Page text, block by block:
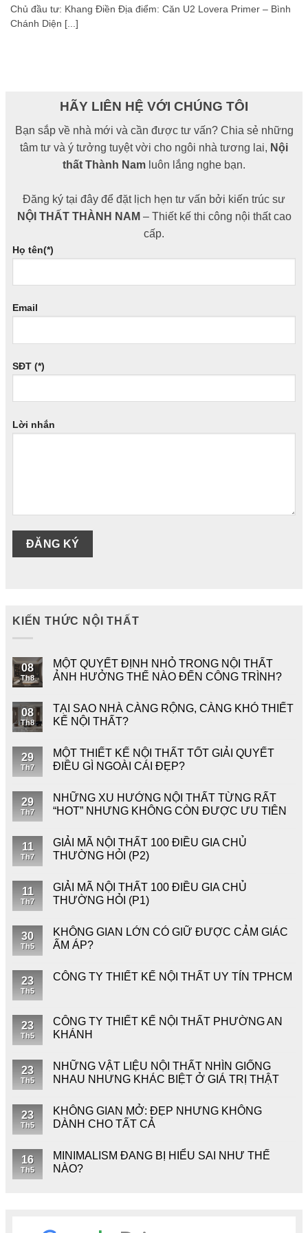
Chủ đầu tư: Khang Điền Địa điểm: Căn U2 Lovera Primer – Bình
Chánh Diện [...]
HÃY LIÊN HỆ VỚI CHÚNG TÔI
Bạn sắp về nhà mới và cần được tư vấn? Chia sẻ những
tâm tư và ý tưởng tuyệt vời cho ngôi nhà tương lai, Nội
thất Thành Nam luôn lắng nghe bạn.
Đăng ký tại đây để đặt lịch hẹn tư vấn bởi kiến trúc sư
NỘI THẤT THÀNH NAM – Thiết kế thi công nội thất cao
cấp.
Họ tên(*)
Email
SĐT (*)
Lời nhắn
KIẾN THỨC NỘI THẤT
08
Th8
MỘT QUYẾT ĐỊNH NHỎ TRONG NỘI THẤT
ẢNH HƯỞNG THẾ NÀO ĐẾN CÔNG TRÌNH?
08
Th8
TẠI SAO NHÀ CÀNG RỘNG, CÀNG KHÓ THIẾT
KẾ NỘI THẤT?
29
Th7
MỘT THIẾT KẾ NỘI THẤT TỐT GIẢI QUYẾT
ĐIỀU GÌ NGOÀI CÁI ĐẸP?
29
Th7
NHỮNG XU HƯỚNG NỘI THẤT TỪNG RẤT
“HOT” NHƯNG KHÔNG CÒN ĐƯỢC ƯU TIÊN
11
Th7
GIẢI MÃ NỘI THẤT 100 ĐIỀU GIA CHỦ
THƯỜNG HỎI (P2)
11
Th7
GIẢI MÃ NỘI THẤT 100 ĐIỀU GIA CHỦ
THƯỜNG HỎI (P1)
30
Th5
KHÔNG GIAN LỚN CÓ GIỮ ĐƯỢC CẢM GIÁC
ẤM ÁP?
23
Th5
CÔNG TY THIẾT KẾ NỘI THẤT UY TÍN TPHCM
23
Th5
CÔNG TY THIẾT KẾ NỘI THẤT PHƯỜNG AN
KHÁNH
23
Th5
NHỮNG VẬT LIỆU NỘI THẤT NHÌN GIỐNG
NHAU NHƯNG KHÁC BIỆT Ở GIÁ TRỊ THẬT
23
Th5
KHÔNG GIAN MỞ: ĐẸP NHƯNG KHÔNG
DÀNH CHO TẤT CẢ
16
Th5
MINIMALISM ĐANG BỊ HIỂU SAI NHƯ THẾ
NÀO?